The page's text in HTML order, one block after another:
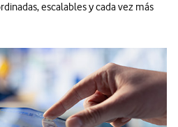
escalables y cada vez más